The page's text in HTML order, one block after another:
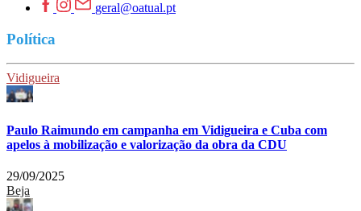
geral@oatual.pt
Política
Vidigueira
Paulo Raimundo em campanha em Vidigueira e Cuba com
apelos à mobilização e valorização da obra da CDU
29/09/2025
Beja